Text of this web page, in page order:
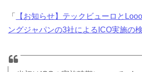
「 【お知らせ】テックビューロと
ングジャパンの3社によるICO実施の